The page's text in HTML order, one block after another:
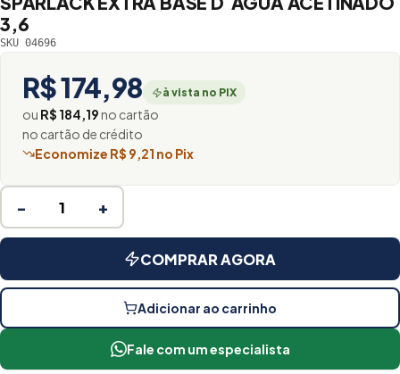
3,6
SKU 04696
R$ 174,98 à vista no PIX
ou R$ 184,19no cartão
no cartão de crédito
Economize R$ 9,21 no Pix
− +
COMPRAR AGORA
Adicionar ao carrinho
Fale com um especialista